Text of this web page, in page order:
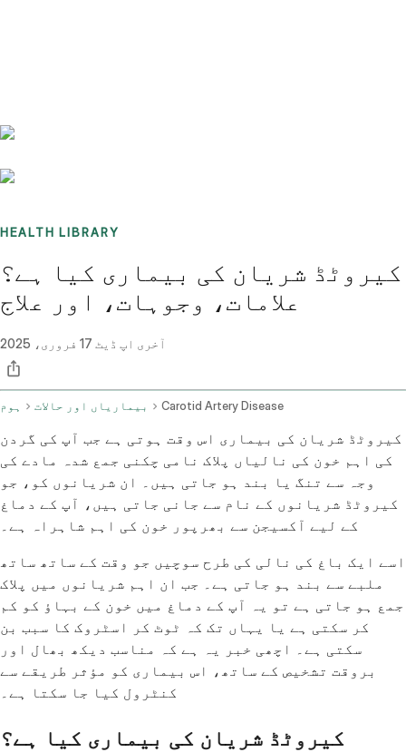
HEALTH LIBRARY
کیروٹڈ شریان کی بیماری کیا ہے؟
علامات، وجوہات، اور علاج
آخری اپ ڈیٹ 17 فروری، 2025
ہوم بیماریاں اور حالات Carotid Artery Disease
کیروٹڈ شریان کی بیماری اس وقت ہوتی ہے جب آپ کی گردن
کی اہم خون کی نالیاں پلاک نامی چکنی جمع شدہ مادے کی
وجہ سے تنگ یا بند ہو جاتی ہیں۔ ان شریانوں کو، جو
کیروٹڈ شریانوں کے نام سے جانی جاتی ہیں، آپ کے دماغ
کے لیے آکسیجن سے بھرپور خون کی اہم شاہراہ ہے۔
اسے ایک باغ کی نالی کی طرح سوچیں جو وقت کے ساتھ ساتھ
ملبے سے بند ہو جاتی ہے۔ جب ان اہم شریانوں میں پلاک
جمع ہو جاتی ہے تو یہ آپ کے دماغ میں خون کے بہاؤ کو کم
کر سکتی ہے یا یہاں تک کہ ٹوٹ کر اسٹروک کا سبب بن
سکتی ہے۔ اچھی خبر یہ ہے کہ مناسب دیکھ بھال اور
بروقت تشخیص کے ساتھ، اس بیماری کو مؤثر طریقے سے
کنٹرول کیا جا سکتا ہے۔
کیروٹڈ شریان کی بیماری کیا ہے؟